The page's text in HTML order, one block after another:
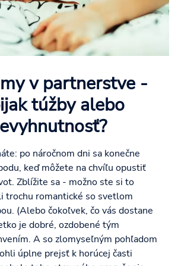
v partnerstve -
túžby alebo
po náročnom dni sa konečne
keď môžete na chvíľu opustiť
Zblížite sa - možno ste si to
trochu romantické so svetlom
(Alebo čokoľvek, čo vás dostane
je dobré, ozdobené tým
A so zlomyseľným pohľadom
úplne prejsť k horúcej časti